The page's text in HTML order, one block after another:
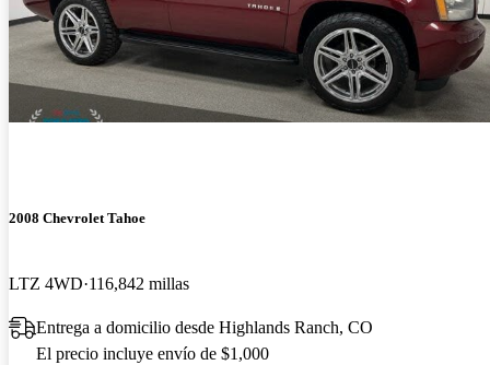
2008 Chevrolet Tahoe
LTZ 4WD 116,842 millas
Entrega a domicilio desde Highlands Ranch, CO
El precio incluye envío de $1,000